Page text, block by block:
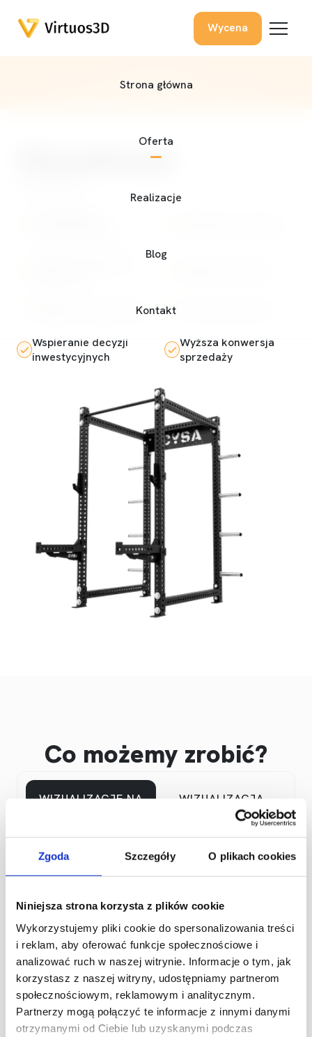
Zgoda Szczegóły O plikach cookies
Niniejsza strona korzysta z plików cookie
Wykorzystujemy pliki cookie do spersonalizowania treści
i reklam, aby oferować funkcje społecznościowe i
analizować ruch w naszej witrynie. Informacje o tym, jak
korzystasz z naszej witryny, udostępniamy partnerom
społecznościowym, reklamowym i analitycznym.
Partnerzy mogą połączyć te informacje z innymi danymi
otrzymanymi od Ciebie lub uzyskanymi podczas
Strona główna
Oferta
Realizacje
Blog
Kontakt
Wycena
Strona główna Oferta Wizualizacje
Wizualizacje
Ułatwienie planowania
Wspieranie decyzji
inwestycyjnych
Wyższa konwersja
sprzedaży
Co możemy zrobić?
WIZUALIZACJE NA
WIZUALIZACJA
POMIESZCZEŃ
WIZUALIZACJE 360°